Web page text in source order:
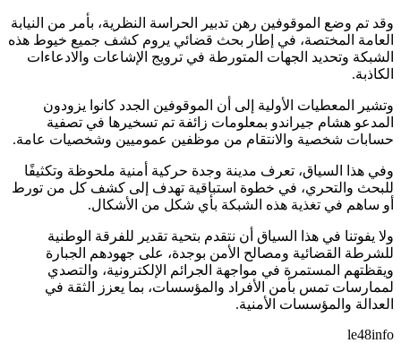
وقد تم وضع الموقوفين رهن تدبير الحراسة النظرية، بأمر من النيابة
العامة المختصة، في إطار بحث قضائي يروم كشف جميع خيوط هذه
الشبكة وتحديد الجهات المتورطة في ترويج الإشاعات والادعاءات
الكاذبة.
وتشير المعطيات الأولية إلى أن الموقوفين الجدد كانوا يزودون
المدعو هشام جيراندو بمعلومات زائفة تم تسخيرها في تصفية
حسابات شخصية والانتقام من موظفين عموميين وشخصيات عامة.
وفي هذا السياق، تعرف مدينة وجدة حركية أمنية ملحوظة وتكثيفًا
للبحث والتحري، في خطوة استباقية تهدف إلى كشف كل من تورط
أو ساهم في تغذية هذه الشبكة بأي شكل من الأشكال.
ولا يفوتنا في هذا السياق أن نتقدم بتحية تقدير للفرقة الوطنية
للشرطة القضائية ومصالح الأمن بوجدة، على جهودهم الجبارة
ويقظتهم المستمرة في مواجهة الجرائم الإلكترونية، والتصدي
لممارسات تمس بأمن الأفراد والمؤسسات، بما يعزز الثقة في
العدالة والمؤسسات الأمنية.
le48info